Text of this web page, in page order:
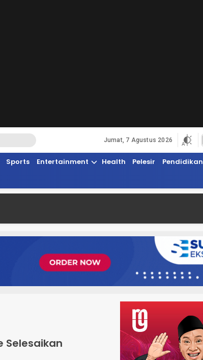
Jumat, 7 Agustus 2026
Sports Entertainment Health Pelesir Pendidikan
Selesaikan